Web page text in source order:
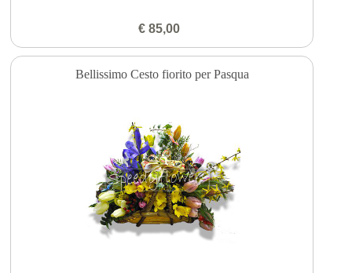
€ 85,00
Bellissimo Cesto fiorito per Pasqua